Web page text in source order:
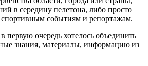
в середину пелетона, либо просто
спортивным событиям и репортажам.
первую очередь хотелось объединить
знания, материалы, информацию из